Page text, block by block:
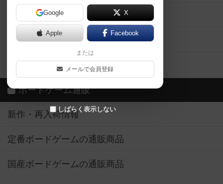
Google X
Apple Facebook
または
メールで会員登録
しばらく表示しない
ボドとも・会員一覧
ボードゲーム業界コラム
ボドゲーマご利用案内
ボードゲーム通販
新作・再入荷情報
定番ボードゲームの通販商品
国産ボードゲームの通販商品